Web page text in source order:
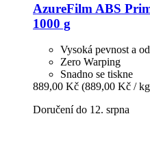
AzureFilm ABS
1000 g
Vysoká pevnost a
Zero Warping
Snadno se tiskne
889,00 Kč (889,00 Kč /
Doručení do 12. srpna